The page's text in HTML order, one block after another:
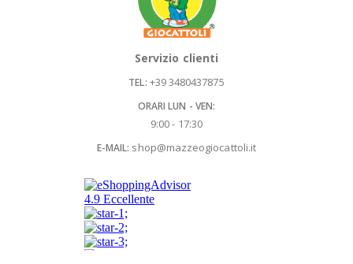
Servizio clienti
TEL: +39 3480437875
ORARI LUN - VEN:
9:00 - 17:30
E-MAIL: shop@mazzeogiocattoli.it